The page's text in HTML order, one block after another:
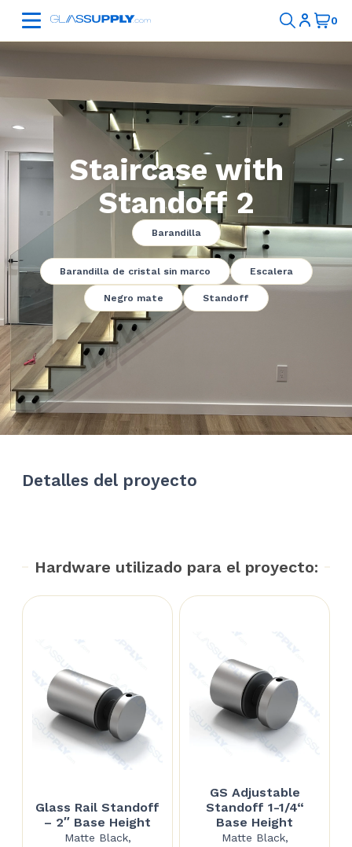
Staircase with
Standoff 2
Barandilla
Barandilla de cristal sin marco Escalera
Negro mate Standoff
Detalles del proyecto
Hardware utilizado para el proyecto:
Glass Rail Standoff
– 2″ Base Height
Matte Black,
GS Adjustable
Standoff 1-1/4“
Base Height
Matte Black,